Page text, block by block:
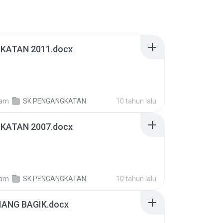
2011.docx
SK PENGANGKATAN 10 tahun lalu
2007.docx
SK PENGANGKATAN 10 tahun lalu
BAGIK.docx